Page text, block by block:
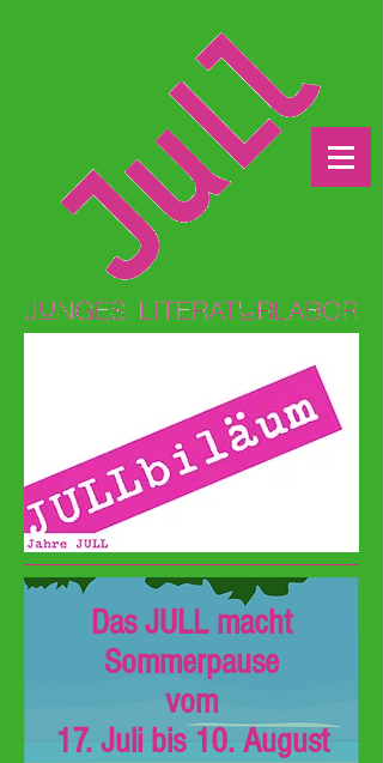
Das JULL macht
Sommerpause
vom
17. Juli bis 10. August